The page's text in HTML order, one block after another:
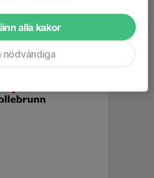
alla kakor
nödvändiga